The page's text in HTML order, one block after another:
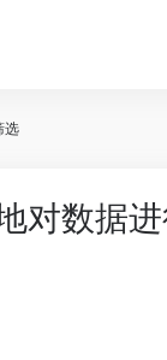
选
对数据